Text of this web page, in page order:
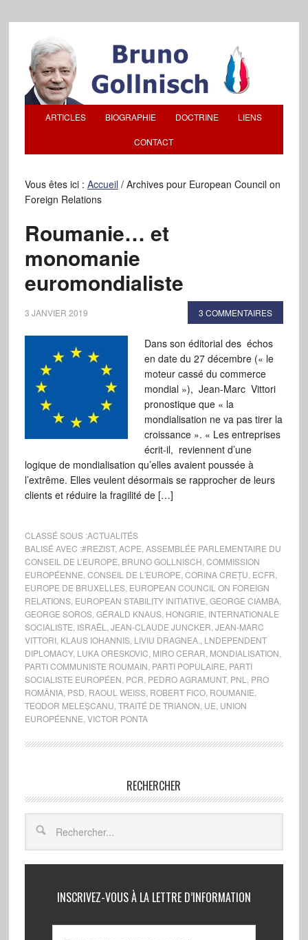
ARTICLES BIOGRAPHIE DOCTRINE LIENS
CONTACT
Vous êtes ici : Accueil /Archives pour European Council on
Foreign Relations
Roumanie… et
monomanie
euromondialiste
3 JANVIER 2019 3 COMMENTAIRES
Dans son éditorial des échos
en date du 27 décembre (« le
moteur cassé du commerce
mondial »), Jean-Marc Vittori
pronostique que « la
mondialisation ne va pas tirer la
croissance ». « Les entreprises
écrit-il, reviennent d’une
logique de mondialisation qu’elles avaient poussée à
l’extrême. Elles veulent désormais se rapprocher de leurs
clients et réduire la fragilité de […]
CLASSÉ SOUS :ACTUALITÉS
BALISÉ AVEC :#REZIST, ACPE ASSEMBLÉE PARLEMENTAIRE DU
CONSEIL DE L’EUROPE BRUNO GOLLNISCH COMMISSION
EUROPÉENNE CONSEIL DE L'EUROPE CORINA CREȚU ECFR
EUROPE DE BRUXELLES, EUROPEAN COUNCIL ON FOREIGN
RELATIONS, EUROPEAN STABILITY INITIATIVE GEORGE CIAMBA,
GEORGE SOROS, GÉRALD KNAUS, HONGRIE INTERNATIONALE
SOCIALISTE ISRAËL JEAN-CLAUDE JUNCKER JEAN-MARC
VITTORI, KLAUS IOHANNIS, LIVIU DRAGNEA. LNDEPENDENT
DIPLOMACY, LUKA ORESKOVIC MIRO CERAR MONDIALISATION
PARTI COMMUNISTE ROUMAIN PARTI POPULAIRE PARTI
SOCIALISTE EUROPÉEN PCR PEDRO AGRAMUNT, PNL
PRO
ROMÂNIA, PSD RAOUL WEISS, ROBERT FICO, ROUMANIE
TEODOR MELEȘCANU TRAITÉ DE TRIANON UE UNION
EUROPÉENNE VICTOR PONTA
RECHERCHER
INSCRIVEZ-VOUS À LA LETTRE D’INFORMATION